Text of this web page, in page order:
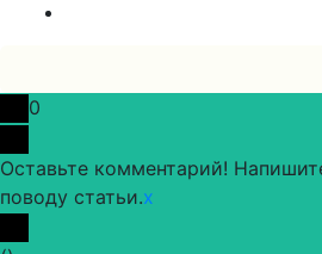
0
Оставьте комментарий!
поводу статьи.x